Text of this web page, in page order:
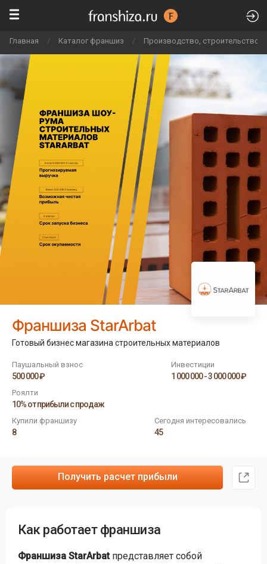
Главная / Каталог франшиз / Производство, строительство
Франшиза StarArbat
Готовый бизнес магазина строительных материалов
Паушальный взнос
500 000 ₽
Инвестиции
1 000 000 - 3 000 000 ₽
Роялти
10% от прибыли с продаж
Купили франшизу
8
Сегодня интересовались
45
Получить расчет прибыли
Как работает франшиза
Франшиза StarArbatпредставляет собой